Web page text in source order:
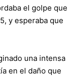
el golpe que
y esperaba que
una intensa
en el daño que